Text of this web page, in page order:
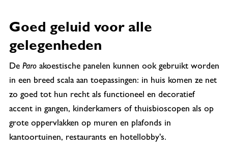
Goed geluid voor alle
gelegenheden
De Paroakoestische panelen kunnen ook gebruikt worden
in een breed scala aan toepassingen: in huis komen ze net
zo goed tot hun recht als functioneel en decoratief
accent in gangen, kinderkamers of thuisbioscopen als op
grote oppervlakken op muren en plafonds in
kantoortuinen, restaurants en hotellobby's.